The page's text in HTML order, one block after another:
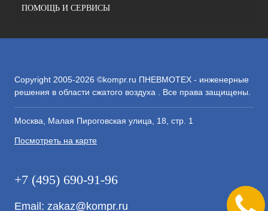
ПОМОЩЬ И СЕРВИСЫ
Copyright 2005-2026 ©kompr.ru ПНЕВМОТЕХ - инженерные
решения в области сжатого воздуха . Все права защищены.
Москва, Малая Пироговская улица, 18, стр. 1
Посмотреть на карте
+7 (495) 690-91-96
Email: zakaz@kompr.ru